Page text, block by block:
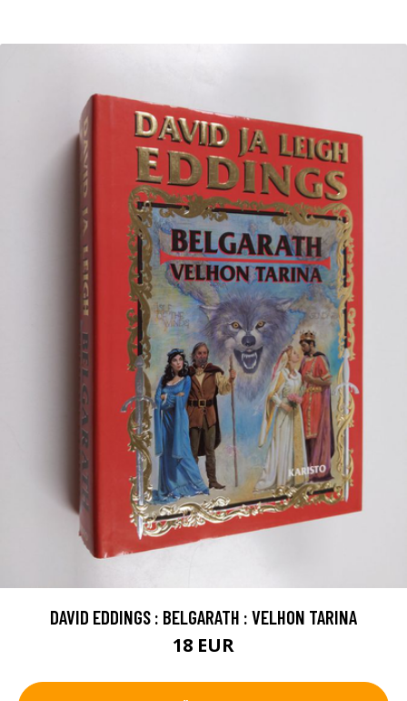
DAVID EDDINGS : BELGARATH : VELHON TARINA
18 EUR